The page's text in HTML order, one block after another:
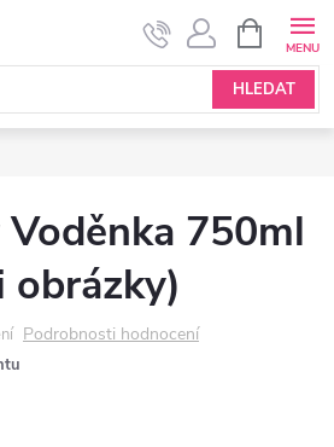
HLEDAT
NÁKUPNÍ
KOŠÍK
Voděnka 750ml
obrázky)
Podrobnosti hodnocení